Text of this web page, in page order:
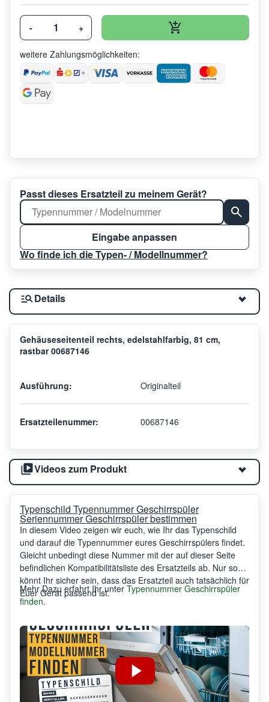
- +
weitere Zahlungsmöglichkeiten:
Passt dieses Ersatzteil zu meinem Gerät?
Eingabe anpassen
Wo finde ich die Typen- / Modellnummer?
Details
Gehäuseseitenteil rechts, edelstahlfarbig, 81 cm,
rastbar 00687146
Ausführung: Originalteil
Ersatzteilenummer: 00687146
Videos zum Produkt
Typenschild Typennummer Geschirrspüler
Seriennummer Geschirrspüler bestimmen
In diesem Video zeigen wir euch, wie Ihr das Typenschild
und darauf die Typennummer eures Geschirrspülers findet.
Gleicht unbedingt diese Nummer mit der auf dieser Seite
befindlichen Kompatibilitätsliste des Ersatzteils ab. Nur so
könnt Ihr sicher sein, dass das Ersatzteil auch tatsächlich für
Euer Gerät passend ist.
Mehr Dazu erfahrt Ihr unter Typennummer Geschirrspüler
finden.